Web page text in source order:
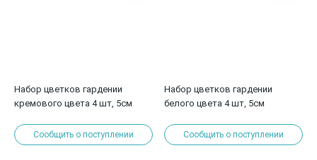
Набор цветков гардении
кремового цвета 4 шт, 5см
Сообщить о поступлении
Набор цветков гардении
белого цвета 4 шт, 5см
Сообщить о поступлении